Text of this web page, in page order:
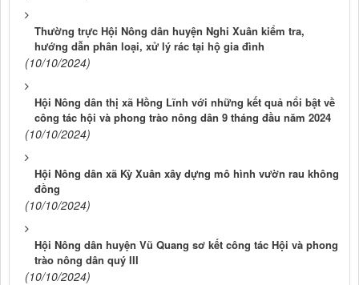
Thường trực Hội Nông dân huyện Nghi Xuân kiểm tra,
hướng dẫn phân loại, xử lý rác tại hộ gia đình
(10/10/2024)
Hội Nông dân thị xã Hồng Lĩnh với những kết quả nổi bật về
công tác hội và phong trào nông dân 9 tháng đầu năm 2024
(10/10/2024)
Hội Nông dân xã Kỳ Xuân xây dựng mô hình vườn rau không
đồng
(10/10/2024)
Hội Nông dân huyện Vũ Quang sơ kết công tác Hội và phong
trào nông dân quý III
(10/10/2024)